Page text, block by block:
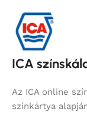
ICA
Az ICA online
színkártya